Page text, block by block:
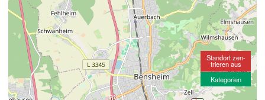
Standort zen-
trieren aus
Kategorien